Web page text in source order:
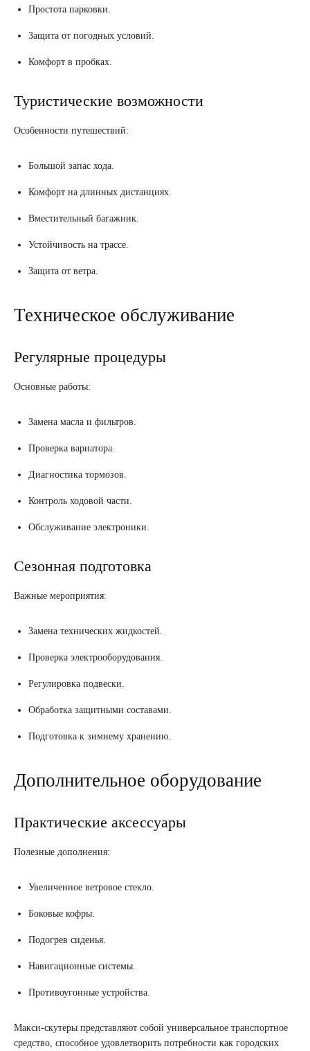
Простота парковки.
Защита от погодных условий.
Комфорт в пробках.
Туристические возможности
Особенности путешествий:
Большой запас хода.
Комфорт на длинных дистанциях.
Вместительный багажник.
Устойчивость на трассе.
Защита от ветра.
Техническое обслуживание
Регулярные процедуры
Основные работы:
Замена масла и фильтров.
Проверка вариатора.
Диагностика тормозов.
Контроль ходовой части.
Обслуживание электроники.
Сезонная подготовка
Важные мероприятия:
Замена технических жидкостей.
Проверка электрооборудования.
Регулировка подвески.
Обработка защитными составами.
Подготовка к зимнему хранению.
Дополнительное оборудование
Практические аксессуары
Полезные дополнения:
Увеличенное ветровое стекло.
Боковые кофры.
Подогрев сиденья.
Навигационные системы.
Противоугонные устройства.
Макси-скутеры представляют собой универсальное транспортное
средство, способное удовлетворить потребности как городских